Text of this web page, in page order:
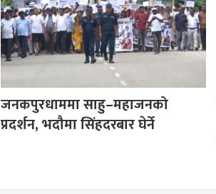
जनकपुरधाममा साहु–महाजनको
प्रदर्शन, भदौमा सिंहदरबार घेर्ने